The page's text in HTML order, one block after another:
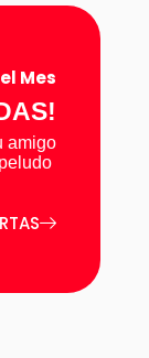
Mes
amigo
peludo